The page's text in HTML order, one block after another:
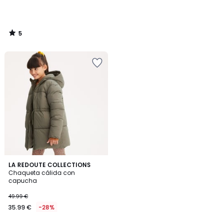
5
/
LA REDOUTE COLLECTIONS
Chaqueta cálida con
capucha
49.99 €
35.99 € -28%
4,4
/ 5